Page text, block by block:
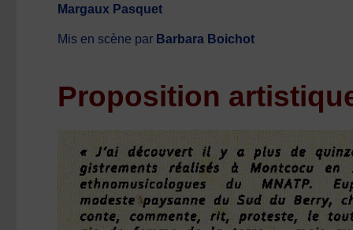
Margaux Pasquet
Mis en scène par Barbara Boichot
Proposition